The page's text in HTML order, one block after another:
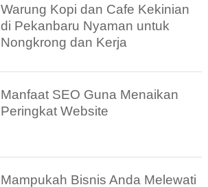
Warung Kopi dan Cafe Kekinian
di Pekanbaru Nyaman untuk
Nongkrong dan Kerja
Manfaat SEO Guna Menaikan
Peringkat Website
Mampukah Bisnis Anda Melewati